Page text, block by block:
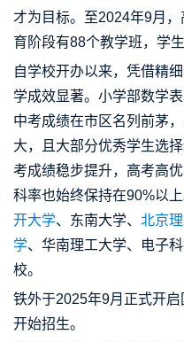
才为目标。至2024年9月
育阶段有88个教学班，学
自学校开办以来，凭借精
学成效显著。小学部数学
中考成绩在市区名列前茅
大，且大部分优秀学生选
考成绩稳步提升，高考高
科率也始终保持在90%以
开大学、东南大学、 北京
学、华南理工大学、电子
校。
铁外于2025年9月正式开
开始招生。